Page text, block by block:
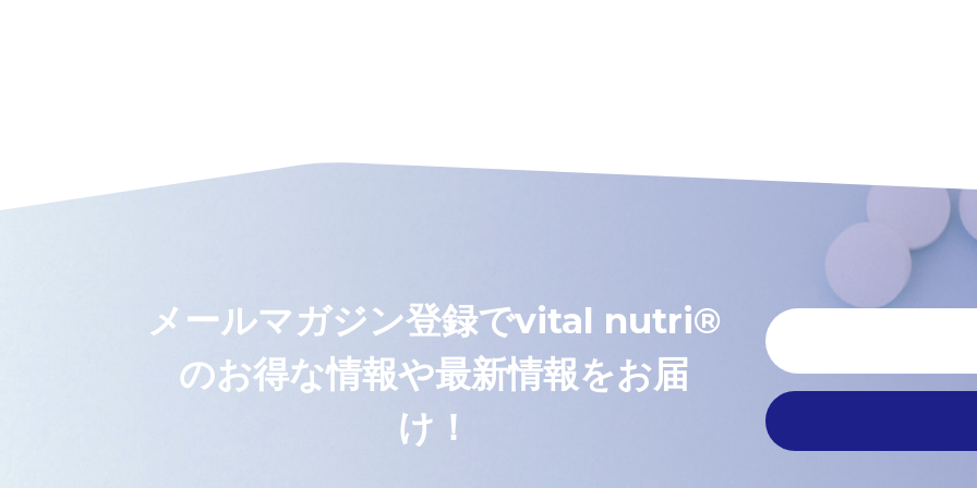
メールマガジン登録でvital nutri®
のお得な情報や最新情報をお届
け！